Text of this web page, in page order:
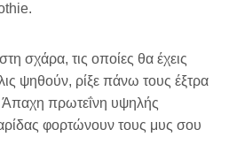
σχάρα, τις οποίες θα έχεις
ψηθούν, ρίξε πάνω τους έξτρα
Άπαχη πρωτεΐνη υψηλής
φορτώνουν τους μυς σου